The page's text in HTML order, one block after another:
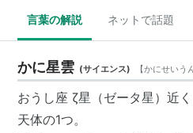
言葉の解説 ネットで話題
かに星雲 (サイエンス) 【かにせいう
おうし座 ζ星（ゼータ星）近く
天体の1つ。